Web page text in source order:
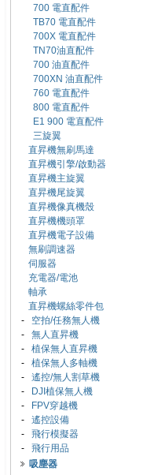
700 電直配件
TB70 電直配件
700X 電直配件
TN70油直配件
700 油直配件
700XN 油直配件
760 電直配件
800 電直配件
E1 900 電直配件
三旋翼
直昇機無刷馬達
直昇機引擎/啟動器
直昇機主旋翼
直昇機尾旋翼
直昇機像真機殼
直昇機機頭罩
直昇機電子設備
無刷調速器
伺服器
充電器/電池
軸承
直昇機螺絲零件包
- 空拍/任務無人機
- 無人直昇機
- 植保無人直昇機
- 植保無人多軸機
- 遙控/無人割草機
-
DJI植保無人機
-
FPV穿越機
- 遙控設備
- 飛行模擬器
- 飛行用品
吸塵器